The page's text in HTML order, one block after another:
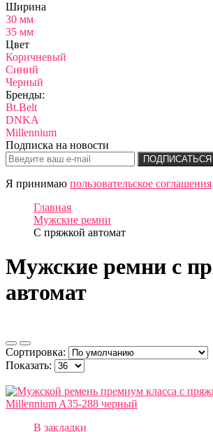
Ширина
30 мм
35 мм
Цвет
Коричневый
Синий
Черный
Бренды:
Bt.Belt
DNKA
Millennium
Подписка на новости
ПОДПИСАТЬСЯ
Я принимаю пользовательское соглашения
Главная
Мужские ремни
С пряжкой автомат
Мужские ремни с
автомат
Сортировка:
Показать:
В закладки